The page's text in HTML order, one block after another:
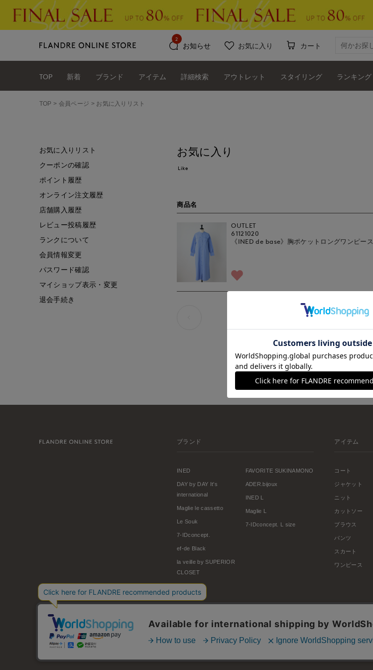
お知らせ
2
お気に入り カート
TOP 新着 ブランド アイテム 詳細検索 アウトレット スタイリング ランキング
TOP 会員ページ お気に入りリスト
お気に入り
Like
商品名
OUTLET
61121020
《INED de base》胸ポケットロングワンピース
お気に入りリスト
クーポンの確認
ポイント履歴
オンライン注文履歴
店舗購入履歴
レビュー投稿履歴
ランクについて
会員情報変更
パスワード確認
マイショップ表示・変更
退会手続き
ブランド
INED
DAY by DAY It's
international
Maglie le cassetto
Le Souk
7-IDconcept.
ef-de Black
la veille by SUPERIOR
CLOSET
FAVORITE SUKINAMONO
ADER.bijoux
INED L
Maglie L
7-IDconcept. L size
アイテム
コート
ジャケット
ニット
カットソー
ブラウス
パンツ
スカート
ワンピース
© FLANDRE CO., LTD.